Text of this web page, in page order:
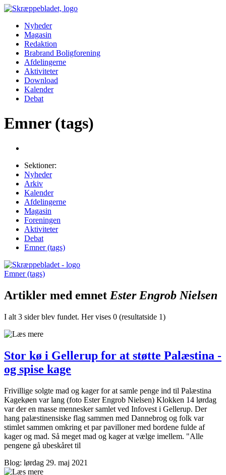
Nyheder
Magasin
Redaktion
Brabrand Boligforening
Afdelingerne
Aktiviteter
Download
Kalender
Debat
Emner (tags)
Sektioner:
Nyheder
Arkiv
Kalender
Afdelingerne
Magasin
Foreningen
Aktiviteter
Debat
Emner (tags)
Emner (tags)
Artikler med emnet Ester Engrob Nielsen
I alt 3 sider blev fundet. Her vises 0 (resultatside 1)
Stor kø i Gellerup for at støtte Palæstina -
og spise kage
Frivillige solgte mad og kager for at samle penge ind til Palæstina
Kagekøen var lang (foto Ester Engrob Nielsen) Klokken 14 lørdag
var der en masse mennesker samlet ved Infovest i Gellerup. Der
hang palæstinensiske flag sammen med Dannebrog og folk var
stimlet sammen omkring et par pavilloner med bordene fulde af
kager og mad. Så meget mad og kager at vælge imellem. "Alle
pengene gå ubeskåret til
Blog: lørdag 29. maj 2021